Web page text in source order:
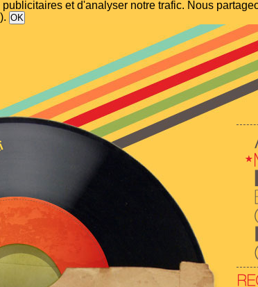
et d'analyser notre trafic. Nous